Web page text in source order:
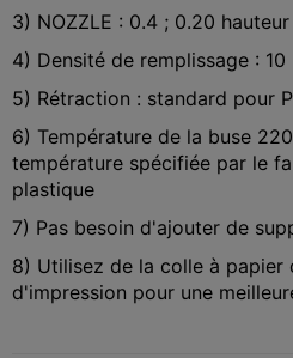
3) NOZZLE : 0.4 ; 0.20
4) Densité de remplissage : 10
5) Rétraction : standard pour
6) Température de la buse
température spécifiée par le
plastique
7) Pas besoin d'ajouter de
8) Utilisez de la colle à papier
d'impression pour une